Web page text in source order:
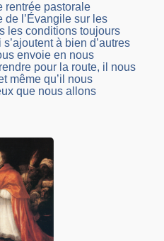
rentrée pastorale
l’Évangile sur les
les conditions toujours
à bien d’autres
envoie en nous
pour la route, il nous
même qu’il nous
que nous allons